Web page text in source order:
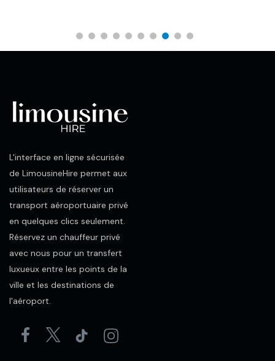
L'interface en ligne sécurisée
de LimousineHire permet aux
utilisateurs de réserver un
transport aéroportuaire privé
en quelques clics seulement.
Réservez un chauffeur privé
avec nous pour un transfert
luxueux entre les points de la
ville et les destinations de
l'aéroport.